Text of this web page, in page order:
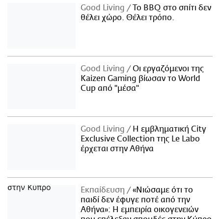
Good Living
Το BBQ στο σπίτι δεν
θέλει χώρο. Θέλει τρόπο.
Good Living
Οι εργαζόμενοι της
Kaizen Gaming βίωσαν το World
Cup από "μέσα"
Good Living
Η εμβληματική City
Exclusive Collection της Le Labo
έρχεται στην Αθήνα
Εκπαίδευση
«Νιώσαμε ότι το
παιδί δεν έφυγε ποτέ από την
Αθήνα»: Η εμπειρία οικογενειών